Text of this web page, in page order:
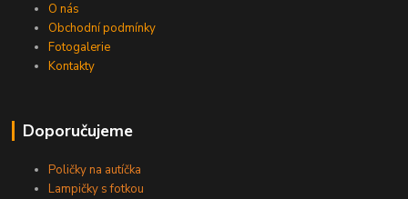
O nás
Obchodní podmínky
Fotogalerie
Kontakty
Doporučujeme
Poličky na autíčka
Lampičky s fotkou